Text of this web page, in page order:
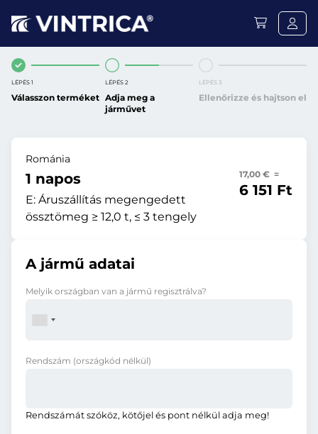
LÉPÉS 1
Válasszon terméket
LÉPÉS 2
Adja meg a
járművet
LÉPÉS 3
Ellenőrizze és hajtson el
Románia
1 napos
E: Áruszállítás megengedett
össztömeg ≥ 12,0 t, ≤ 3 tengely
17,00 € =
6 151 Ft
A jármű adatai
Melyik országban van a jármű regisztrálva?
Rendszám (országkód nélkül)
Rendszámát szóköz, kötőjel és pont nélkül adja meg!